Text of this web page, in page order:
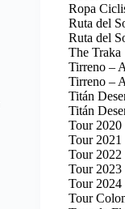
Ropa
Ruta del
Ruta del
The Traka
Tirreno –
Tirreno –
Titán
Titán
Tour 2020
Tour 2021
Tour 2022
Tour 2023
Tour 2024
Tour